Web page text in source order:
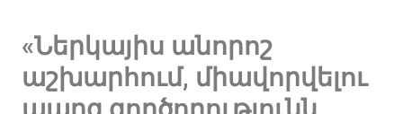
«Ներկայիս անորոշ
աշխարհում, միավորվելու